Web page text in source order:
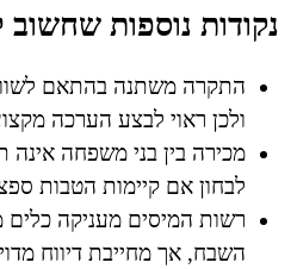
נקודות נוספות
התקרה משתנה בהתאם
ולכן ראוי לבצע הערכה
מכירה בין בני משפחה אינה
לבחון אם קיימות הטבות
רשות המיסים מעניקה כלים
השבח, אך מחייבת דיווח